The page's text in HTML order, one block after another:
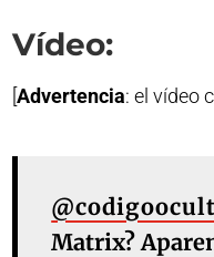
Vídeo:
[Advertencia: el vídeo
Matrix?